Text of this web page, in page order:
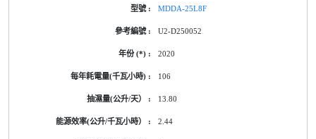
MDDA-25L8F
U2-D250052
2020
106
13.80
2.44